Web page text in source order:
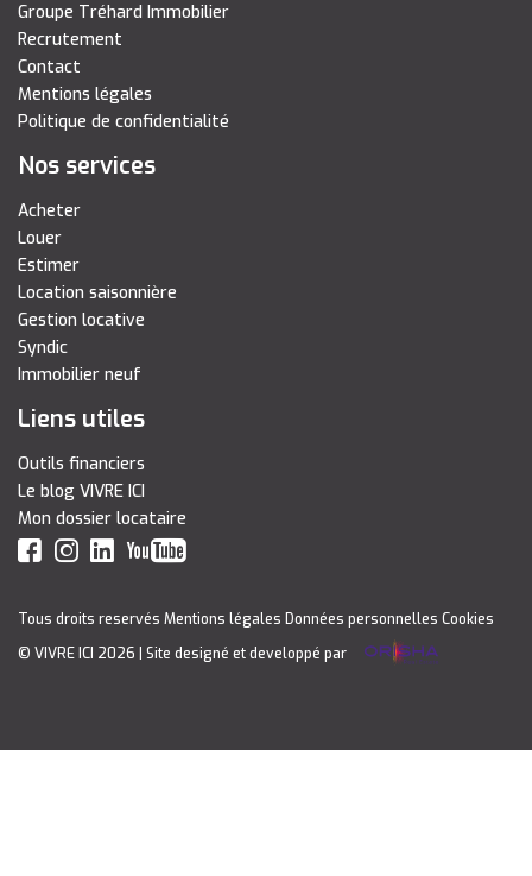
Groupe Tréhard Immobilier
Recrutement
Contact
Mentions légales
Politique de confidentialité
Nos services
Acheter
Louer
Estimer
Location saisonnière
Gestion locative
Syndic
Immobilier neuf
Liens utiles
Outils financiers
Le blog VIVRE ICI
Mon dossier locataire
Tous droits reservés Mentions légales Données personnelles Cookies
© VIVRE ICI 2026
| Site designé et developpé par